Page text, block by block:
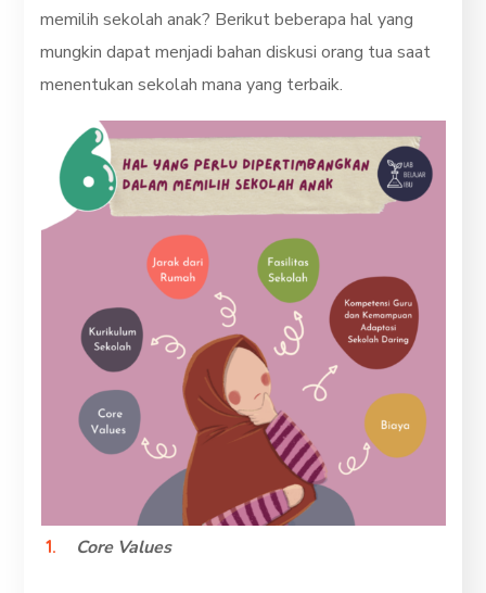
memilih sekolah anak? Berikut beberapa hal yang
mungkin dapat menjadi bahan diskusi orang tua saat
menentukan sekolah mana yang terbaik.
Core Values